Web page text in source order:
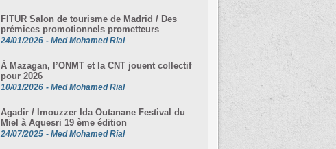
FITUR Salon de tourisme de Madrid / Des
prémices promotionnels prometteurs
24/01/2026 - Med Mohamed Rial
À Mazagan, l’ONMT et la CNT jouent collectif
pour 2026
10/01/2026 - Med Mohamed Rial
Agadir / Imouzzer Ida Outanane Festival du
Miel à Aquesri 19 ème édition
24/07/2025 - Med Mohamed Rial